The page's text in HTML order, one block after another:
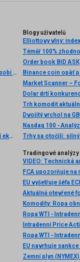
Analýza páru GBP/USD ze dne 31. května. Také index PCE působí proti dolaru
Makro: Světová banka letos čeká jen mírné zlepšení globální ekonomiky
Blogy uživatelů
Téměř 100%
Order book BID ASK
Binance coin opäť
Market Scanner –
Trh komodit
Nasdaq 100 -
Trhy sa otočili:
Tradingové analýzy
FCA upozorňuje
EU vyšetřuje šéfa
Aktuálně otevřené
Komodity: Ropa
Ropa WTI -
Intradenní Price
Ropa WTI -
EU navrhuje
Zemní plyn